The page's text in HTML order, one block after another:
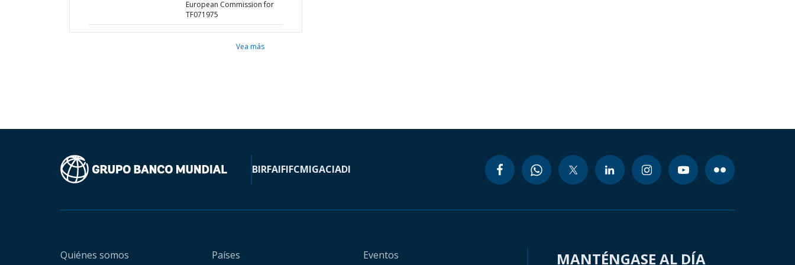
European Commission for
TF071975
Vea más
BIRFAIFIFCMIGACIADI
Quiénes somos Países Eventos MANTÉNGASE AL DÍA